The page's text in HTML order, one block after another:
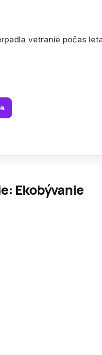
Ekobývanie